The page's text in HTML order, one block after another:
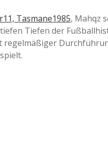
Tasmane1985, Mahqz
Tiefen der